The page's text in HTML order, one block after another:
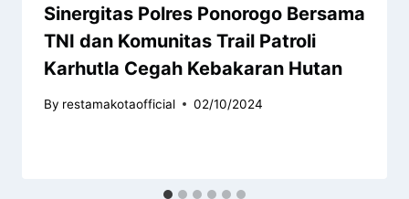
Sinergitas Polres Ponorogo Bersama
TNI dan Komunitas Trail Patroli
Karhutla Cegah Kebakaran Hutan
By restamakotaofficial 02/10/2024